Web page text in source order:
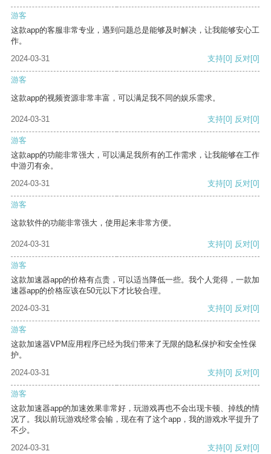
游客
这款app的客服非常专业，遇到问题总是能够及时解决，让我能够安心工
作。
2024-03-31
支持[0] 反对[0]
游客
这款app的视频资源非常丰富，可以满足我不同的娱乐需求。
2024-03-31 支持[0] 反对[0]
游客
这款app的功能非常强大，可以满足我所有的工作需求，让我能够在工作
中游刃有余。
2024-03-31
支持[0] 反对[0]
游客
这款软件的功能非常强大，使用起来非常方便。
2024-03-31 支持[0] 反对[0]
游客
这款加速器app的价格有点贵，可以适当降低一些。我个人觉得，一款加
速器app的价格应该在50元以下才比较合理。
2024-03-31
支持[0] 反对[0]
游客
这款加速器VPM应用程序已经为我们带来了无限的隐私保护和安全性保
护。
2024-03-31
支持[0] 反对[0]
游客
这款加速器app的加速效果非常好，玩游戏再也不会出现卡顿、掉线的情
况了。我以前玩游戏经常会输，现在有了这个app，我的游戏水平提升了
不少。
2024-03-31
支持[0] 反对[0]